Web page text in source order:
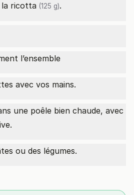
ricotta (125 g).
l’ensemble
avec vos mains.
une poêle bien chaude, avec
ou des légumes.